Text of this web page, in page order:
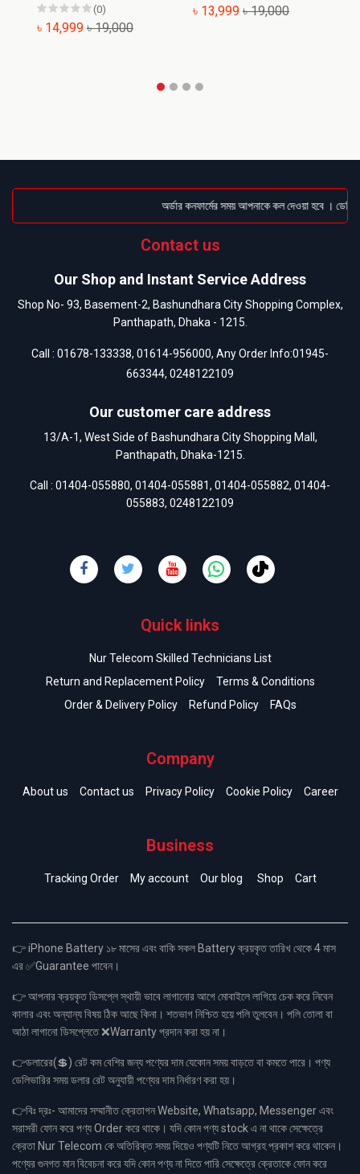
(0)
৳ 14,999 ৳ 19,000
৳ 13,999 ৳ 19,000
অর্ডার কনফার্মের সময় আপনাকে কল দেওয়া হবে ।
Contact us
Our Shop and Instant Service Address
Shop No- 93, Basement-2, Bashundhara City Shopping Complex,
Panthapath, Dhaka - 1215.
Call : 01678-133338, 01614-956000, Any Order Info:01945-
663344, 0248122109
Our customer care address
13/A-1, West Side of Bashundhara City Shopping Mall,
Panthapath, Dhaka-1215.
Call : 01404-055880, 01404-055881, 01404-055882, 01404-
055883, 0248122109
Quick links
Nur Telecom Skilled Technicians List
Return and Replacement Policy
Terms & Conditions
Order & Delivery Policy
Refund Policy FAQs
Company
About us Contact us Privacy Policy Cookie Policy Career
Business
Tracking Order My account Our blog Shop Cart
👉 iPhone Battery ১৮ মাসের এবং বাকি সকল Battery ক্রয়কৃত তারিখ থেকে 4 মাস
এর ✅Guarantee পাবেন।
👉 আপনার ক্রয়কৃত ডিসপ্লে স্থায়ী ভাবে লাগানোর আগে মোবাইলে লাগিয়ে চেক করে নিবেন
কালার এবং অন্যান্য বিষয় ঠিক আছে কিনা। শতভাগ নিশ্চিত হয়ে পলি তুলবেন। পলি তোলা বা
আঠা লাগানো ডিসপ্লেতে ❌Warranty প্রদান করা হয় না।
👉ডলারের(💲) রেট কম বেশির জন্য পণ্যের দাম যেকোন সময় বাড়তে বা কমতে পারে। পণ্য
ডেলিভারির সময় ডলার রেট অনুযায়ী পণ্যের দাম নির্ধারণ করা হয়।
👉বিঃ দ্রঃ- আমাদের সম্মানীত ক্রেতাগন Website, Whatsapp, Messenger এবং
সরাসরী ফোন করে পণ্য Order করে থাকে। যদি কোন পণ্য stock এ না থাকে সেক্ষেত্রে
ক্রেতা Nur Telecom কে অতিরিক্ত সময় দিয়েও পণ্যটি নিতে আগ্রহ প্রকাশ করে থাকেন।
পণ্যের গুনগত মান বিবেচনা করে যদি কোন পণ্য না দিতে পারি সেক্ষেত্রে ক্রেতাকে ফোন করে